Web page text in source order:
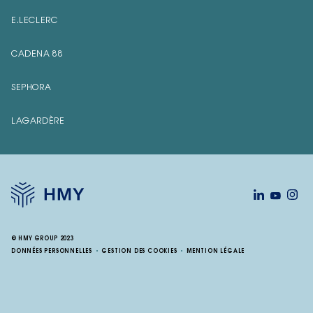
E.LECLERC
CADENA 88
SEPHORA
LAGARDÈRE
© HMY GROUP 2023
DONNÉES PERSONNELLES GESTION DES COOKIES MENTION LÉGALE